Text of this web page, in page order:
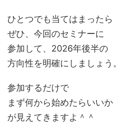
ひとつでも当てはまったら
ぜひ、今回のセミナーに
参加して、2026年後半の
方向性を明確にしましょう。
参加するだけで
まず何から始めたらいいか
が見えてきますよ＾＾